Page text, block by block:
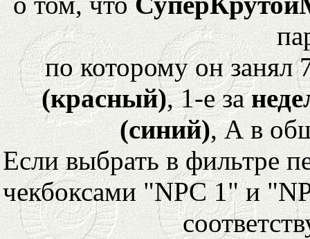
по которому он
(красный), 1-е за
(синий), А в
Если выбрать в фильтре
чекбоксами "NPC 1" и